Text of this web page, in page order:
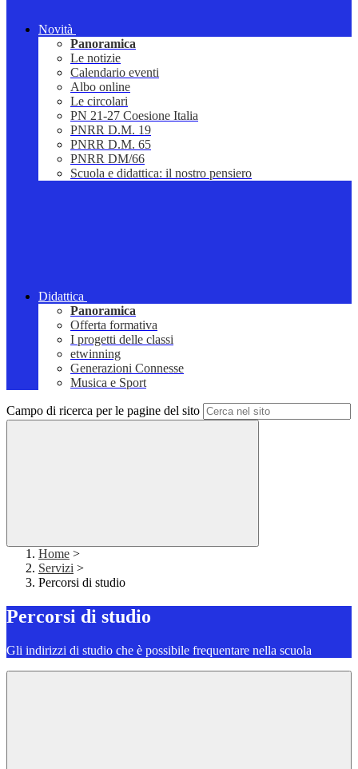
Novità
Panoramica
Le notizie
Calendario eventi
Albo online
Le circolari
PN 21-27 Coesione Italia
PNRR D.M. 19
PNRR D.M. 65
PNRR DM/66
Scuola e didattica: il nostro pensiero
Didattica
Panoramica
Offerta formativa
I progetti delle classi
etwinning
Generazioni Connesse
Musica e Sport
Campo di ricerca per le pagine del sito
Home >
Servizi >
Percorsi di studio
Percorsi di studio
Gli indirizzi di studio che è possibile frequentare nella scuola